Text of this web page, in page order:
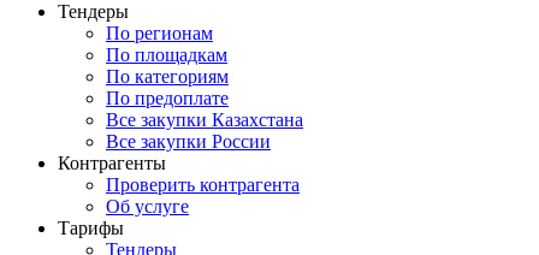
Тендеры
По регионам
По площадкам
По категориям
По предоплате
Все закупки Казахстана
Все закупки России
Контрагенты
Проверить контрагента
Об услуге
Тарифы
Тендеры